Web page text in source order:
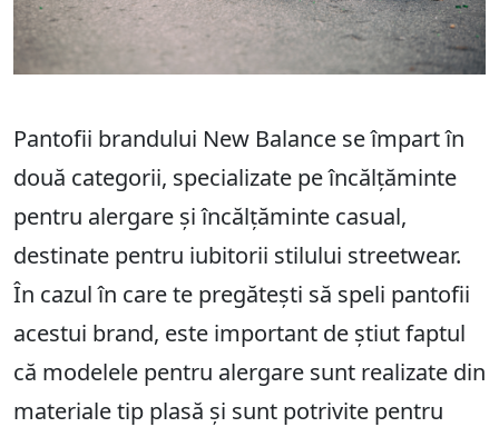
Pantofii brandului New Balance se împart în
două categorii, specializate pe încălțăminte
pentru alergare și încălțăminte casual,
destinate pentru iubitorii stilului streetwear.
În cazul în care te pregătești să speli pantofii
acestui brand, este important de știut faptul
că modelele pentru alergare sunt realizate din
materiale tip plasă și sunt potrivite pentru